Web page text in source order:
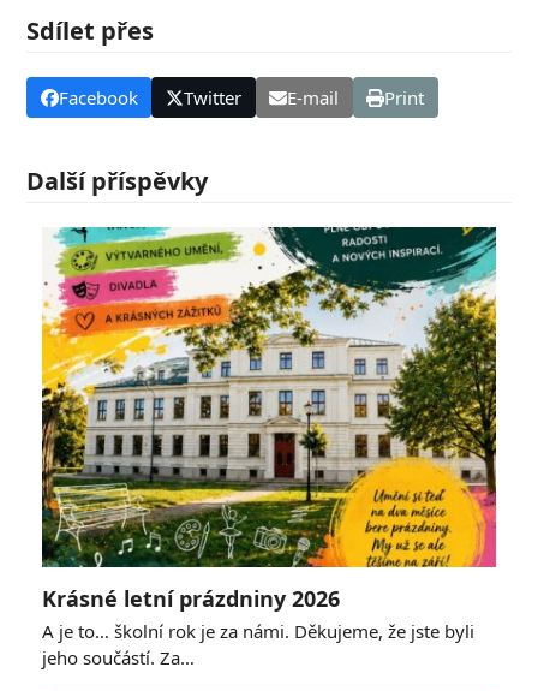
Sdílet přes
Facebook Twitter E-mail Print
Další příspěvky
Krásné letní prázdniny 2026
A je to… školní rok je za námi. Děkujeme, že jste byli
jeho součástí. Za…